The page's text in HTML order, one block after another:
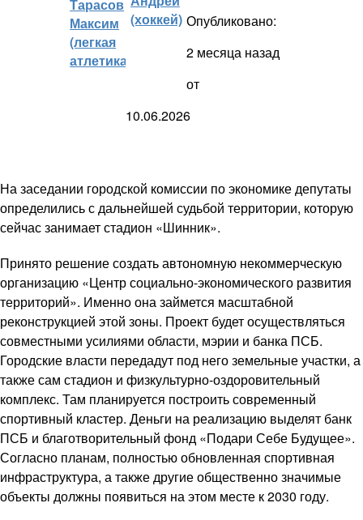
Тарасов
Максим
(легкая
атлетика)
(хоккей) Опубликовано:
2 месяца назад
от
10.06.2026
На заседании городской комиссии по экономике депутаты
определились с дальнейшей судьбой территории, которую
сейчас занимает стадион «Шинник».
Принято решение создать автономную некоммерческую
организацию «Центр социально-экономического развития
территорий». Именно она займется масштабной
реконструкцией этой зоны. Проект будет осуществляться
совместными усилиями области, мэрии и банка ПСБ.
Городские власти передадут под него земельные участки, а
также сам стадион и физкультурно-оздоровительный
комплекс. Там планируется построить современный
спортивный кластер. Деньги на реализацию выделят банк
ПСБ и благотворительный фонд «Подари Себе Будущее».
Согласно планам, полностью обновленная спортивная
инфраструктура, а также другие общественно значимые
объекты должны появиться на этом месте к 2030 году.